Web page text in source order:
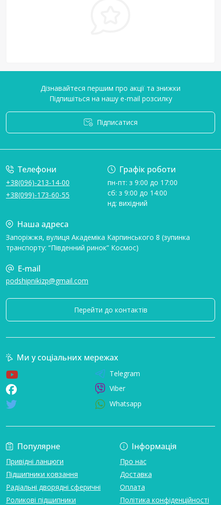
Дізнавайтеся першим про акції та знижки
Підпишіться на нашу e-mail розсилку
Підписатися
Телефони
+38(096)-213-14-00
+38(099)-173-60-55
Графік роботи
пн-пт: з 9:00 до 17:00
сб: з 9:00 до 14:00
нд: вихідний
Наша адреса
Запоріжжя, вулиця Академіка Карпинського 8 (зупинка
транспорту: “Південний ринок” Космос)
E-mail
podshipnikizp@gmail.com
Перейти до контактів
Популярне
Привідні ланцюги
Підшипники ковзання
Радіальні дворядні сферичні
Роликові підшипники
Інформація
Про нас
Доставка
Оплата
Політика конфіденційності
Ми у соціальних мережах
Telegram
Viber
Whatsapp